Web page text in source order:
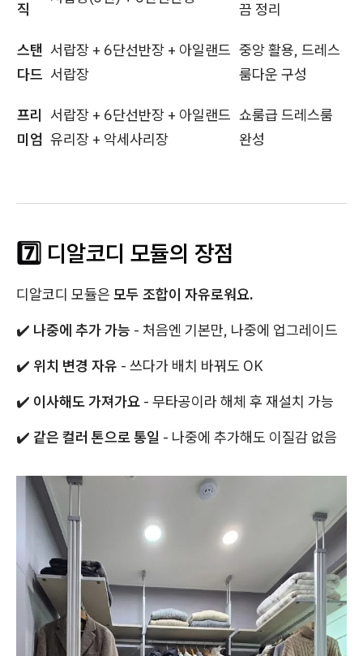
직 끔 정리
스탠
다드
서랍장 + 6단선반장 + 아일랜드
서랍장
중앙 활용, 드레스
룸다운 구성
프리
미엄
서랍장 + 6단선반장 + 아일랜드
유리장 + 악세사리장
쇼룸급 드레스룸
완성
7️⃣ 디알코디 모듈의 장점
디알코디 모듈은 모두 조합이 자유로워요.
✔️ 나중에 추가 가능 - 처음엔 기본만, 나중에 업그레이드
✔️ 위치 변경 자유 - 쓰다가 배치 바꿔도 OK
✔️ 이사해도 가져가요 - 무타공이라 해체 후 재설치 가능
✔️ 같은 컬러 톤으로 통일 - 나중에 추가해도 이질감 없음